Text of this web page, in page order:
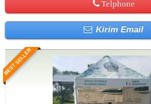
Telphone
Kirim Email
BEST SELLER